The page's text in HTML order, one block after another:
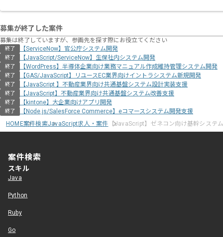
募集が終了した案件
募集は終了していますが、参画先を探す際にお役立てください
終了 【ServiceNow】官公庁システム開発
終了 【JavaScript/ServiceNow】生保社内システム開発
終了 【WordPress】半導体企業向け業務マニュアル作成維持管理システム開発
終了 【GAS/JavaScript】リユースEC業界向けイントラシステム新規開発
終了 【JavaScript 】不動産業界向け共通基盤システム設計実装支援
終了 【JavaScript】不動産業界向け共通基盤システム改善支援
終了 【kintone】大企業向けアプリ開発
終了
【Node.js/SalesForce Commerce】eコマースシステム開発支援
HOME案件検索JavaScript求人・案件 【JavaScript】ゼネコン向け基幹システ
案件検索
スキル
Java
Python
Ruby
Go